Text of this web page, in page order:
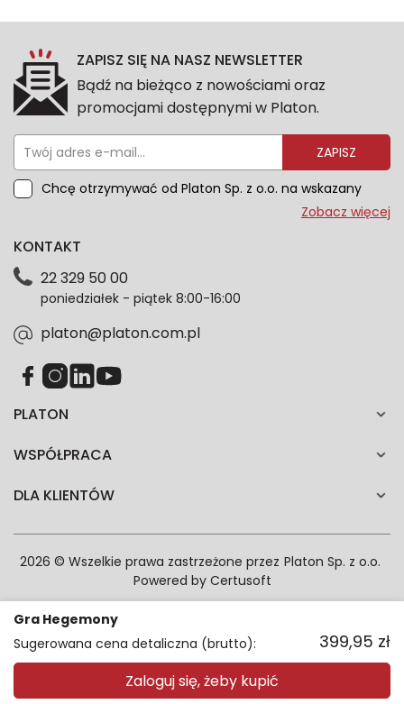
Gra Hegemony
Sugerowana cena detaliczna (brutto):
399,95 zł
Zaloguj się, żeby kupić
ZAPISZ SIĘ NA NASZ NEWSLETTER
Bądź na bieżąco z nowościami oraz
promocjami dostępnymi w Platon.
ZAPISZ
Chcę otrzymywać od Platon Sp. z o.o. na wskazany
przeze mnie adres e-mail informacje marketingowe
dotyczące danych osobowych znajdziesz w naszej
każdym czasie. Wycofanie zgody nie wpłynie na
zgodność z prawem przetwarzania dokonanego przed
Zobacz więcej
PLATON
WSPÓŁPRACA
DLA KLIENTÓW
KONTAKT
22 329 50 00
poniedziałek - piątek 8:00-16:00
platon@platon.com.pl
2026 © Wszelkie prawa zastrzeżone przez Platon Sp. z o.o.
Powered by Certusoft